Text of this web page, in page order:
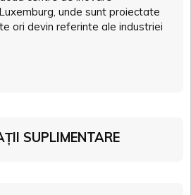
unde sunt proiectate
ori devin referinte ale industriei
SUPLIMENTARE